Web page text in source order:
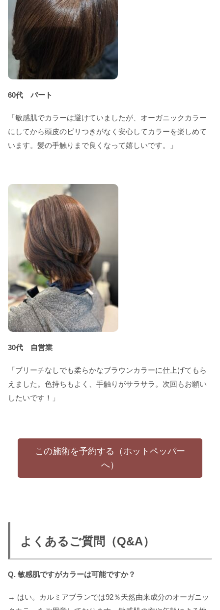
60代 パート
「敏感肌でカラーは避けていましたが、オーガニックカラー
にしてから頭皮のピリつきがなく安心してカラーを楽しめて
います。髪の手触りまで良くなって嬉しいです。」
30代 自営業
「ブリーチなしでも柔らかなブラウンカラーに仕上げてもら
えました。色持ちもよく、手触りがサラサラ。次回もお願い
したいです！」
この施術を予約する（ホットペッパー
へ）
よくあるご質問（Q&A）
Q. 敏感肌ですがカラーは可能ですか？
→ はい。カルミアブランでは92％天然由来成分のオーガニッ